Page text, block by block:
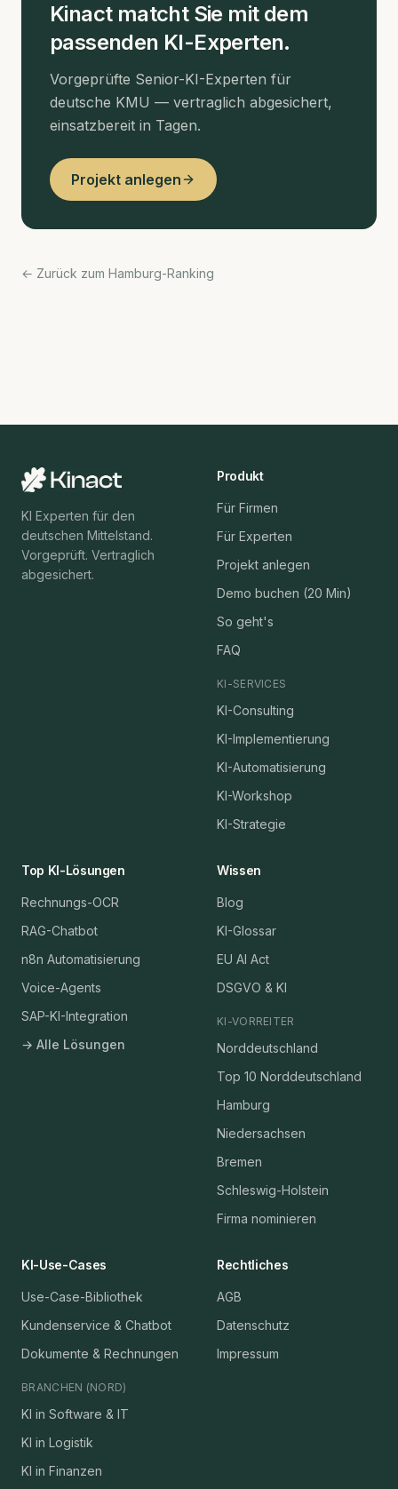
Kinact matcht Sie mit dem
passenden KI-Experten.
Vorgeprüfte Senior-KI-Experten für
deutsche KMU — vertraglich abgesichert,
einsatzbereit in Tagen.
Projekt anlegen
← Zurück zum Hamburg-Ranking
KI Experten für den
deutschen Mittelstand.
Vorgeprüft. Vertraglich
abgesichert.
Produkt
Für Firmen
Für Experten
Projekt anlegen
Demo buchen (20 Min)
So geht's
FAQ
KI-SERVICES
KI-Consulting
KI-Implementierung
KI-Automatisierung
KI-Workshop
KI-Strategie
Top KI-Lösungen
Rechnungs-OCR
RAG-Chatbot
n8n Automatisierung
Voice-Agents
SAP-KI-Integration
→ Alle Lösungen
Wissen
Blog
KI-Glossar
EU AI Act
DSGVO & KI
KI-VORREITER
Norddeutschland
Top 10 Norddeutschland
Hamburg
Niedersachsen
Bremen
Schleswig-Holstein
Firma nominieren
KI-Use-Cases
Use-Case-Bibliothek
Kundenservice & Chatbot
Dokumente & Rechnungen
BRANCHEN (NORD)
KI in Software & IT
KI in Logistik
KI in Finanzen
Rechtliches
AGB
Datenschutz
Impressum